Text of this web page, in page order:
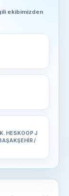
ekibimizden
HESKOOP J
/